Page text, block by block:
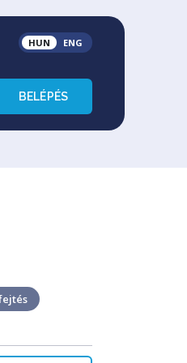
HUN ENG
BELÉPÉS